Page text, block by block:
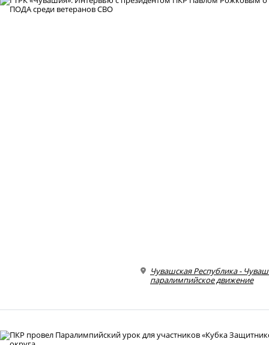
Чувашская Республика -
паралимпийское движение